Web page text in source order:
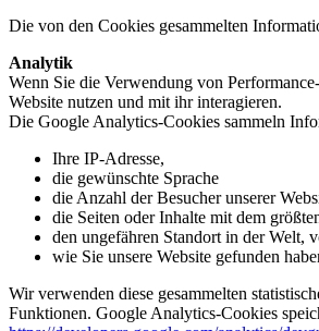
Die von den Cookies gesammelten
Analytik
Wenn Sie die Verwendung von
Website nutzen und mit ihr interagieren.
Die Google Analytics-Cookies sammeln
Ihre IP-Adresse,
die gewünschte Sprache
die Anzahl der Besucher unserer
die Seiten oder Inhalte mit dem
den ungefähren Standort in der Welt,
wie Sie unsere Website gefunden
Wir verwenden diese gesammelten
Funktionen. Google Analytics-Cookies